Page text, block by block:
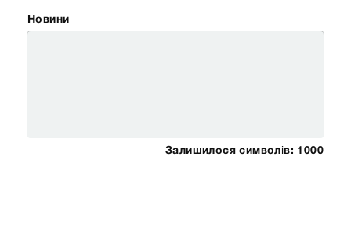
Новини
Залишилося символів: 1000